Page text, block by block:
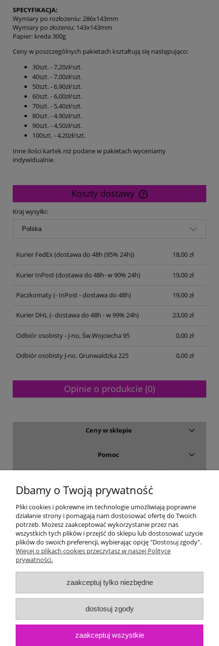
SPECYFIKACJA:
Wymiary po rozłożeniu: 286x143mm
Wymiary po złożeniu: 143x143mm
Papier: kreda 300g
Ceny w poszczególnych pakietach kształtują się następująco:
30szt. - 7,20zł/szt.
40szt. - 7,00zł/szt.
50szt. - 6,90zł/szt.
60szt. - 6,00zł/szt.
70szt. - 5,40zł/szt.
80szt. - 4,90zł/szt.
90szt. - 4,50zł/szt.
100szt. - 4,20zł/szt.
Inne ilości kartek niż podane w pakietach wyceniamy
indywidualnie.
Koszty dostawy
Cena nie zawiera ewentualnych kosztów płatności
Kraj wysyłki:
Kurier FedEx(dostawa do 48h (95% 24h)) 18,00 zł
Kurier InPost(dostawa do 48h- w 90% 24h) 19,00 zł
Paczkomaty(- InPost - dostawa do 48h) 19,00 zł
Kurier DHL(- dostawa do 48h - w 99% 24h) 23,00 zł
Odbiór osobisty - J-no, Św.Wojciecha 95 0,00 zł
Odbiór osobisty J-no, Grunwaldzka 225 0,00 zł
Opinie o produkcie (0)
Ceny w sklepie
Pomoc
Moje konto
Gwarancja i zwroty
O firmie
Dbamy o Twoją prywatność
Pliki cookies i pokrewne im technologie umożliwiają poprawne
działanie strony i pomagają nam dostosować ofertę do Twoich
potrzeb. Możesz zaakceptować wykorzystanie przez nas
wszystkich tych plików i przejść do sklepu lub dostosować użycie
plików do swoich preferencji, wybierając opcję "Dostosuj zgody".
Więcej o plikach cookies przeczytasz w naszej Polityce
prywatności.
zaakceptuj tylko niezbędne
dostosuj zgody
zaakceptuj wszystkie